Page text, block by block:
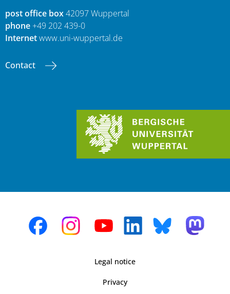
post office box42097 Wuppertal
phone+49 202 439-0
Internetwww.uni-wuppertal.de
Contact
Legal notice
Privacy